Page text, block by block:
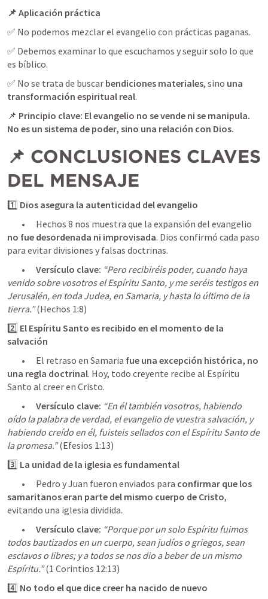
📌 Aplicación práctica
✅ No podemos mezclar el evangelio con prácticas paganas.
✅ Debemos examinar lo que escuchamos y seguir solo lo que
es bíblico.
✅ No se trata de buscar bendiciones materiales, sino una
transformación espiritual real
📌 Principio clave: El evangelio no se vende ni se manipula.
No es un sistema de poder, sino una relación con Dios.
📌 CONCLUSIONES CLAVES
DEL MENSAJE
1️⃣ Dios asegura la autenticidad del evangelio
Hechos 8
no fue desordenada ni improvisada. Dios confirmó cada paso
para evitar divisiones y falsas doctrinas.
Versículo clave: “Pero recibiréis poder, cuando haya
venido sobre vosotros el Espíritu Santo, y me seréis testigos en
Jerusalén, en toda Judea, en Samaria, y hasta lo último de la
tierra.” (Hechos 1:8
2️⃣ El Espíritu Santo es recibido en el momento de la
salvación
	•	El retraso en Samaria
fue una excepción histórica, no
una regla doctrinal. Hoy, todo creyente recibe al Espíritu
Santo al creer en Cristo.
Versículo clave: “En él también vosotros, habiendo
oído la palabra de verdad, el evangelio de vuestra salvación, y
habiendo creído en él, fuisteis sellados con el Espíritu Santo de
la promesa.” (Efesios 1:13
3️⃣ La unidad de la iglesia es fundamental
	•	Pedro y Juan fueron enviados para
confirmar que los
samaritanos eran parte del mismo cuerpo de Cristo,
evitando una iglesia dividida.
Versículo clave: “Porque por un solo Espíritu fuimos
todos bautizados en un cuerpo, sean judíos o griegos, sean
esclavos o libres; y a todos se nos dio a beber de un mismo
Espíritu.” (1 Corintios 12:13)
4️⃣ No todo el que dice creer ha nacido de nuevo